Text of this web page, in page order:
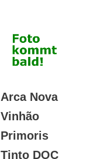
Arca Nova
Vinhão
Primoris
Tinto DOC